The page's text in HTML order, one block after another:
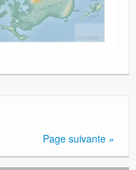
Page suivante »